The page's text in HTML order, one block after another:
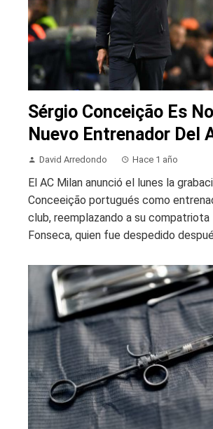
Sérgio Conceição Es
Nuevo Entrenador Del
David Arredondo Hace 1 año
El AC Milan anunció el lunes la
Conceeição portugués como
club, reemplazando a su compatriota
Fonseca, quien fue despedido